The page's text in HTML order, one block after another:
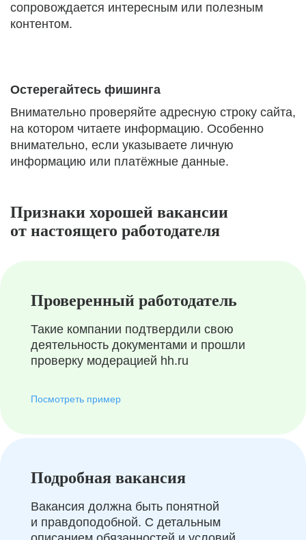
сопровождается интересным или полезным
контентом.
Остерегайтесь фишинга
Внимательно проверяйте адресную строку сайта,
на котором читаете информацию. Особенно
внимательно, если указываете личную
информацию или платёжные данные.
Признаки хорошей вакансии
от настоящего работодателя
Проверенный работодатель
Такие компании подтвердили свою
деятельность документами и прошли
проверку модерацией hh.ru
Посмотреть пример
Подробная вакансия
Вакансия должна быть понятной
и правдоподобной. С детальным